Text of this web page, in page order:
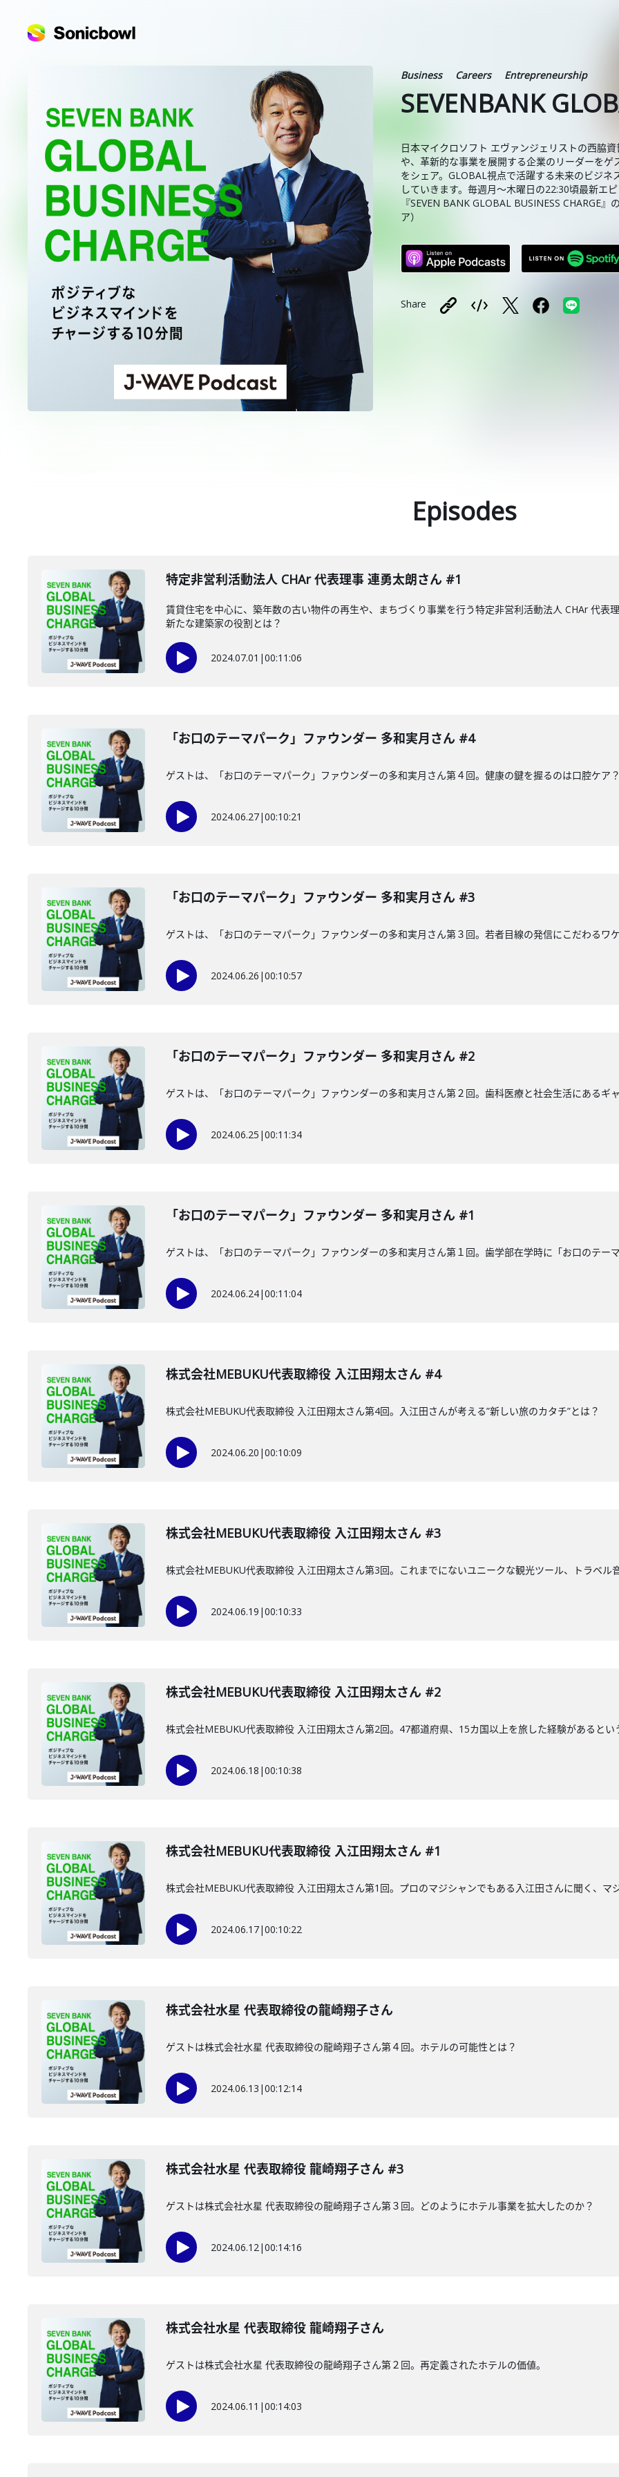
Business Careers Entrepreneurship
SEVENBANK
日本マイクロソフト エヴァンジェリストの西脇
や、革新的な事業を展開する企業のリーダーを
をシェア。GLOBAL視点で活躍する未来のビジ
していきます。毎週月～木曜日の22:30頃最新エ
『SEVEN BANK GLOBAL BUSINESS CHARGE
ア）
Share
Episodes
特定非営利活動法人 CHAr 代表理事 連勇太朗さん #1
賃貸住宅を中心に、築年数の古い物件の再生や、まちづくり事業を行う特定非営利活動法人 CHAr 代
新たな建築家の役割とは？
2024.07.01 |00:11:06
「お口のテーマパーク」ファウンダー 多和実月さん #4
ゲストは、「お口のテーマパーク」ファウンダーの多和実月さん第４回。健康の鍵を握るのは口腔ケア
2024.06.27|00:10:21
「お口のテーマパーク」ファウンダー 多和実月さん #3
ゲストは、「お口のテーマパーク」ファウンダーの多和実月さん第３回。若者目線の発信にこだわるワ
2024.06.26 |00:10:57
「お口のテーマパーク」ファウンダー 多和実月さん #2
ゲストは、「お口のテーマパーク」ファウンダーの多和実月さん第２回。歯科医療と社会生活にあるギ
2024.06.25 |00:11:34
「お口のテーマパーク」ファウンダー 多和実月さん #1
ゲストは、「お口のテーマパーク」ファウンダーの多和実月さん第１回。歯学部在学時に「お口のテー
2024.06.24|00:11:04
株式会社MEBUKU代表取締役 入江田翔太さん #4
株式会社MEBUKU代表取締役 入江田翔太さん第4回。入江田さんが考える”新しい旅のカタチ”とは？
2024.06.20 |00:10:09
株式会社MEBUKU代表取締役 入江田翔太さん #3
株式会社MEBUKU代表取締役 入江田翔太さん第3回。これまでにないユニークな観光ツール、トラベル
2024.06.19 |00:10:33
株式会社MEBUKU代表取締役 入江田翔太さん #2
株式会社MEBUKU代表取締役 入江田翔太さん第2回。47都道府県、15カ国以上を旅した経験があると
2024.06.18 |00:10:38
株式会社MEBUKU代表取締役 入江田翔太さん #1
株式会社MEBUKU代表取締役 入江田翔太さん第1回。プロのマジシャンでもある入江田さんに聞く、マ
2024.06.17|00:10:22
株式会社水星 代表取締役の龍崎翔子さん
ゲストは株式会社水星 代表取締役の龍崎翔子さん第４回。ホテルの可能性とは？
2024.06.13 |00:12:14
株式会社水星 代表取締役 龍崎翔子さん #3
ゲストは株式会社水星 代表取締役の龍崎翔子さん第３回。どのようにホテル事業を拡大したのか？
2024.06.12|00:14:16
株式会社水星 代表取締役 龍崎翔子さん
ゲストは株式会社水星 代表取締役の龍崎翔子さん第２回。再定義されたホテルの価値。
2024.06.11 |00:14:03